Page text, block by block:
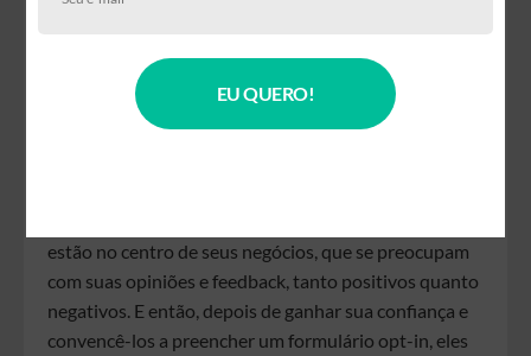
estão no centro de seus negócios, que se preocupam
com suas opiniões e feedback, tanto positivos quanto
negativos. E então, depois de ganhar sua confiança e
convencê-los a preencher um formulário opt-in, eles
EU QUERO!